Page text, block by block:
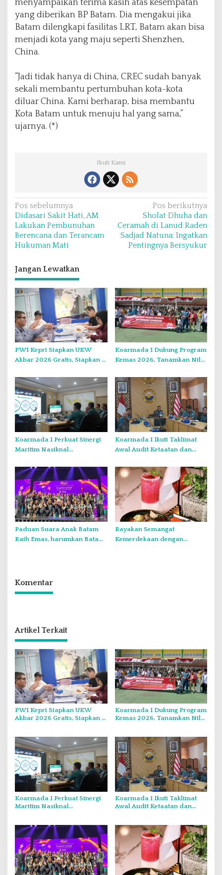
menyampaikan terima kasih atas kesempatan
yang diberikan BP Batam. Dia mengakui jika
Batam dilengkapi fasilitas LRT, Batam akan bisa
menjadi kota yang maju seperti Shenzhen,
China.
“Jadi tidak hanya di China, CREC sudah banyak
sekali membantu pertumbuhan kota-kota
diluar China. Kami berharap, bisa membantu
Kota Batam untuk menuju hal yang sama,”
ujarnya. (*)
Ikuti Kami
N
a
v
i
g
a
s
i
p
o
s
Pos sebelumnya
Didasari Sakit Hati, AM
Lakukan Pembunuhan
Berencana dan Terancam
Hukuman Mati
Pos berikutnya
Sholat Dhuha dan
Ceramah di Lanud Raden
Sadjad Natuna: Ingatkan
Pentingnya Bersyukur
Jangan Lewatkan
PWI Kepri Siapkan UKW
Akbar 2026 Gratis, Siapkan 6
Ketat
Koarmada I Dukung Program
Kemas 2026, Tanamkan Nilai
Generasi Muda
Koarmada I Perkuat Sinergi
Maritim Nasiknal
Melalui Rakor Pengamanan
Laut Natuna Utara
Koarmada I Ikuti Taklimat
Awal Audit Ketaatan dan
2026 Secara Vicon
Paduan Suara Anak Batam
Raih Emas, harumkan Batam
Rayakan Semangat
Kemerdekaan dengan
Komentar
Artikel Terkait
PWI Kepri Siapkan UKW
Akbar 2026 Gratis, Siapkan 6
Koarmada I Dukung Program
Kemas 2026, Tanamkan Nilai
Koarmada I Perkuat Sinergi
Maritim Nasiknal
Laut Natuna Utara
Koarmada I Ikuti Taklimat
Awal Audit Ketaatan dan